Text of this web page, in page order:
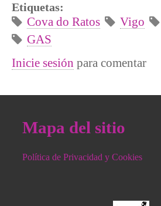
Etiquetas:
Cova do Ratos Vigo
GAS
Inicie sesión para comentar
Mapa del sitio
Política de Privacidad y Cookies